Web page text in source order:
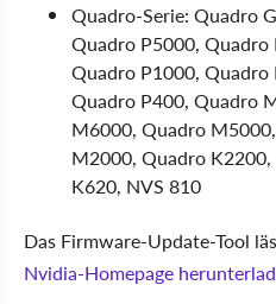
Quadro-Serie: Quadro
Quadro P5000,
Quadro P1000, Quadro
Quadro P400, Quadro
M6000, Quadro
M2000, Quadro
K620, NVS 810
Das Firmware-Update-Tool
Nvidia-Homepage